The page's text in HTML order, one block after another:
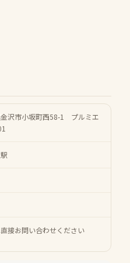
沢市小坂町西58-1 プルミエ
接お問い合わせください